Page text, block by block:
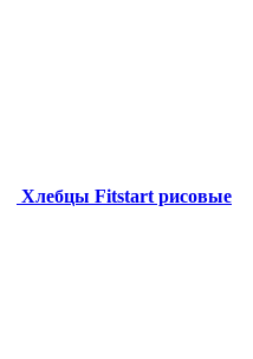
Хлебцы Fitstart рисовые